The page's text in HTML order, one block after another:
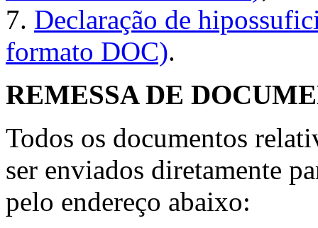
7. Declaração de
formato DOC).
REMESSA DE
Todos os documentos
ser enviados diretamente
pelo endereço abaixo: